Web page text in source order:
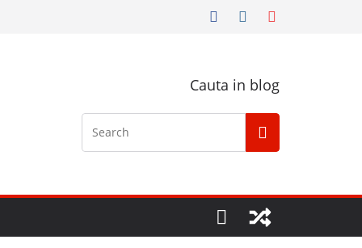
Cauta in blog